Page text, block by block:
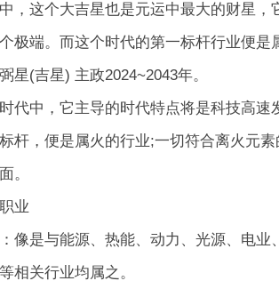
，这个大吉星也是元运中最大的财星
极端。而这个时代的第一标杆行业便是
星(吉星) 主政2024~2043年。
代中，它主导的时代特点将是科技高
杆，便是属火的行业;一切符合离火元
。
业
像是与能源、热能、动力、光源、电
相关行业均属之。